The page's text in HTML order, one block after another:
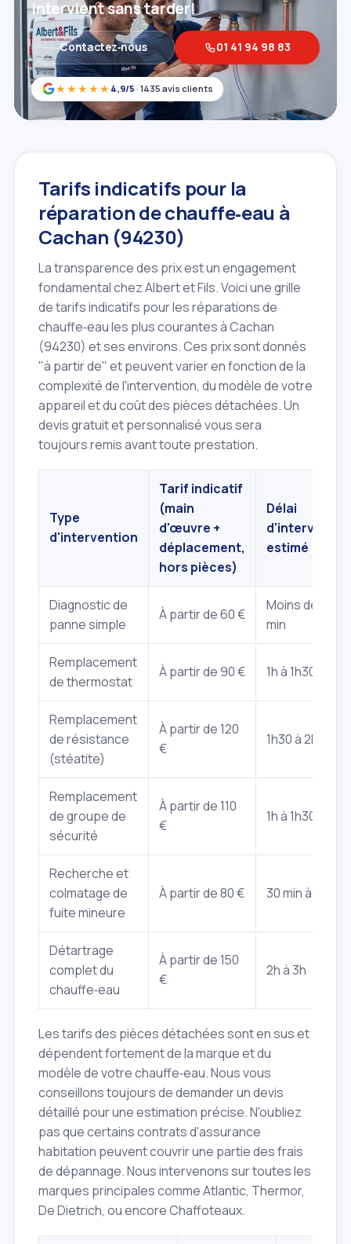
★★★★★ 4,9/5 · 1435 avis clients
intervient sans tarder!
Contactez‑nous 01 41 94 98 83
Tarifs indicatifs pour la
réparation de chauffe‑eau à
Cachan (94230)
La transparence des prix est un engagement
fondamental chez Albert et Fils. Voici une grille
de tarifs indicatifs pour les réparations de
chauffe‑eau les plus courantes à Cachan
(94230) et ses environs. Ces prix sont donnés
"à partir de" et peuvent varier en fonction de la
complexité de l'intervention, du modèle de votre
appareil et du coût des pièces détachées. Un
devis gratuit et personnalisé vous sera
toujours remis avant toute prestation.
Type
d'intervention
Tarif indicatif
(main
d'œuvre +
déplacement,
hors pièces)
Délai
estimé
Diagnostic de
panne simple
À partir de 60 €
Moins de 30
min
Remplacement
de thermostat
À partir de 90 € 1h à 1h30
Remplacement
de résistance
(stéatite)
À partir de 120
€
1h30 à 2h
Remplacement
de groupe de
sécurité
À partir de 110
€
1h à 1h30
Recherche et
colmatage de
fuite mineure
À partir de 80 € 30 min à 1h
Détartrage
complet du
chauffe‑eau
À partir de 150
€
2h à 3h
Les tarifs des pièces détachées sont en sus et
dépendent fortement de la marque et du
modèle de votre chauffe‑eau. Nous vous
conseillons toujours de demander un devis
détaillé pour une estimation précise. N'oubliez
pas que certains contrats d'assurance
habitation peuvent couvrir une partie des frais
de dépannage. Nous intervenons sur toutes les
marques principales comme Atlantic, Thermor,
De Dietrich, ou encore Chaffoteaux.